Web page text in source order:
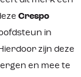
Crespo
in
zijn deze
en mee te